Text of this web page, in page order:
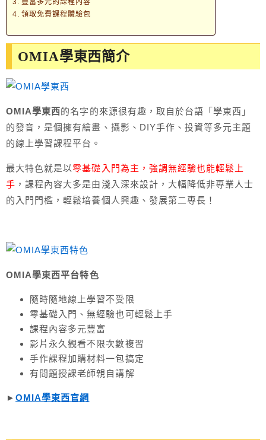
豐富多元的課程內容
領取免費課程體驗包
OMIA學東西簡介
OMIA學東西的名字的來源很有趣，取自於台語「學東西」
的發音，是個擁有繪畫、攝影、DIY手作、投資等多元主題
的線上學習課程平台。
最大特色就是以零基礎入門為主，強調無經驗也能輕鬆上
手 ，課程內容大多是由淺入深來設計，大幅降低非專業人士
的入門門檻，輕鬆培養個人興趣、發展第二專長！
OMIA學東西平台特色
隨時隨地線上學習不受限
零基礎入門、無經驗也可輕鬆上手
課程內容多元豐富
影片永久觀看不限次數複習
手作課程加購材料一包搞定
有問題授課老師親自講解
►OMIA學東西官網